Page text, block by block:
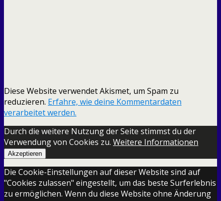
Diese Website verwendet Akismet, um Spam zu
reduzieren. Erfahre, wie deine Kommentardaten
verarbeitet werden.
Durch die weitere Nutzung der Seite stimmst du der
Verwendung von Cookies zu. Weitere Informationen
Akzeptieren
Die Cookie-Einstellungen auf dieser Website sind auf
"Cookies zulassen" eingestellt, um das beste Surferlebnis
zu ermöglichen. Wenn du diese Website ohne Änderung